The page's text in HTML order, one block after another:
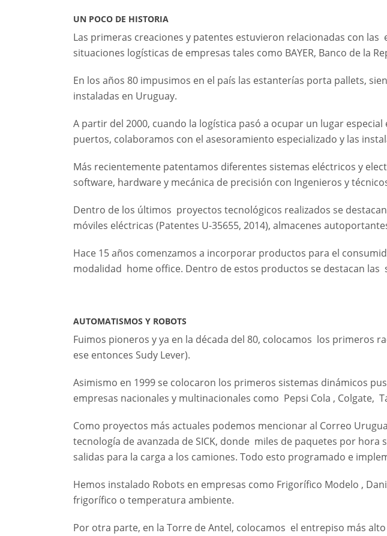
UN POCO DE HISTORIA
Las primeras creaciones y patentes estuvieron relacionadas con
situaciones logísticas de empresas tales como BAYER, Banco de la
En los años 80 impusimos en el país las estanterías porta pallets,
instaladas en Uruguay.
A partir del 2000, cuando la logística pasó a ocupar un lugar
puertos, colaboramos con el asesoramiento especializado y las
Más recientemente patentamos diferentes sistemas eléctricos y
software, hardware y mecánica de precisión con Ingenieros y
Dentro de los últimos proyectos tecnológicos realizados se
móviles eléctricas (Patentes U-35655, 2014), almacenes
Hace 15 años comenzamos a incorporar productos para el
modalidad home office. Dentro de estos productos se destacan las
AUTOMATISMOS Y ROBOTS
Fuimos pioneros y ya en la década del 80, colocamos los primeros
ese entonces Sudy Lever).
Asimismo en 1999 se colocaron los primeros sistemas dinámicos
empresas nacionales y multinacionales como Pepsi Cola , Colgate,
Como proyectos más actuales podemos mencionar al Correo
tecnología de avanzada de SICK, donde miles de paquetes por
salidas para la carga a los camiones. Todo esto programado e
Hemos instalado Robots en empresas como Frigorífico Modelo ,
frigorífico o temperatura ambiente.
Por otra parte, en la Torre de Antel, colocamos el entrepiso más